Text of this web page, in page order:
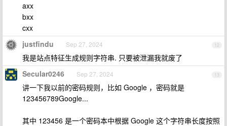
axx
bxx
cxx
12
justfindu Sep 27, 2024
我是站点特征生成规则字符串. 只要被泄漏我就废了
13
Secular0246 Sep 27, 2024
讲一下我以前的密码规则，比如 Google ，密码就是
123456789Google...
其中 123456 是一个密码本中根据 Google 这个字符串长度按照